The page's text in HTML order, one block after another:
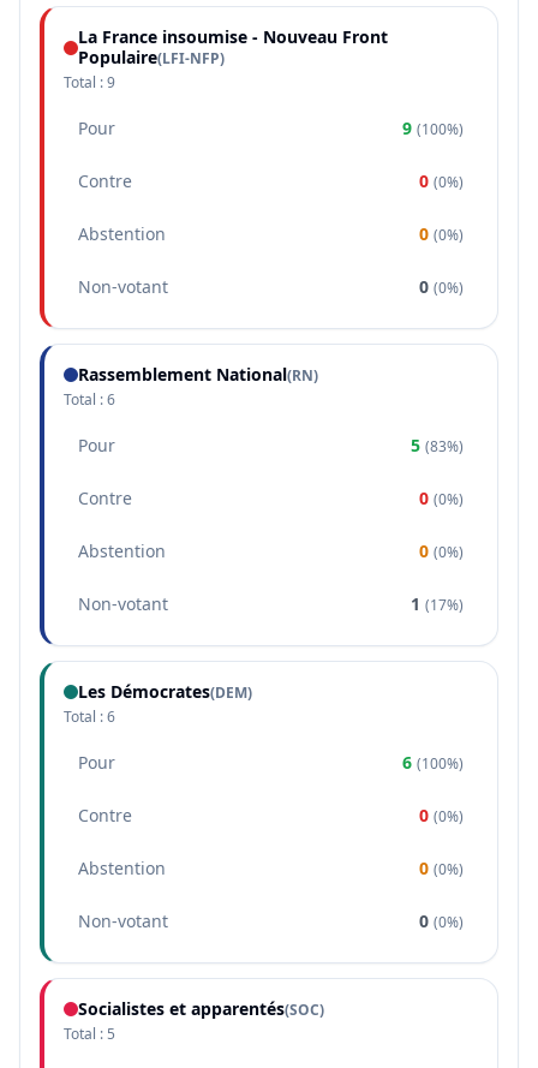
La France insoumise - Nouveau Front
Populaire(LFI-NFP)
Total :9
Pour 9 (100%)
Contre 0 (0%)
Abstention 0 (0%)
Non-votant 0 (0%)
Rassemblement National(RN)
Total :6
Pour 5 (83%)
Contre 0 (0%)
Abstention 0 (0%)
Non-votant 1 (17%)
Les Démocrates(DEM)
Total :6
Pour 6 (100%)
Contre 0 (0%)
Abstention 0 (0%)
Non-votant 0 (0%)
Socialistes et apparentés(SOC)
Total : 5